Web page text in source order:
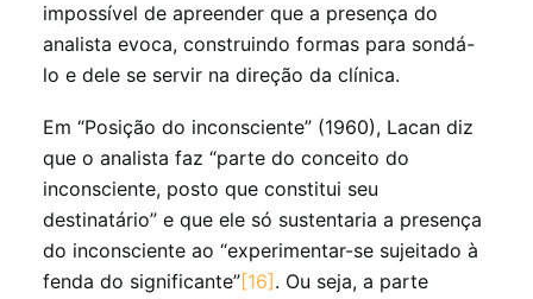
impossível de apreender que a presença do
analista evoca, construindo formas para sondá-
lo e dele se servir na direção da clínica.
Em “Posição do inconsciente” (1960), Lacan diz
que o analista faz “parte do conceito do
inconsciente, posto que constitui seu
destinatário” e que ele só sustentaria a presença
do inconsciente ao “experimentar-se sujeitado à
fenda do significante”[16] . Ou seja, a parte